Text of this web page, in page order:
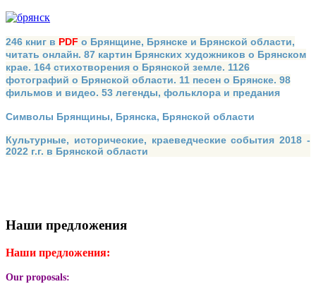
246 книг в PDF о Брянщине, Брянске и Брянской области,
читать онлайн. 87 картин Брянских художников о Брянском
крае. 164 стихотворения о Брянской земле. 1126
фотографий о Брянской области. 11 песен о Брянске. 98
фильмов и видео. 53 легенды, фольклора и предания
Символы Брянщины, Брянска, Брянской области
Культурные, исторические, краеведческие события 2018 -
2022 г.г. в Брянской области
Наши предложения
Наши предложения:
Our proposals: